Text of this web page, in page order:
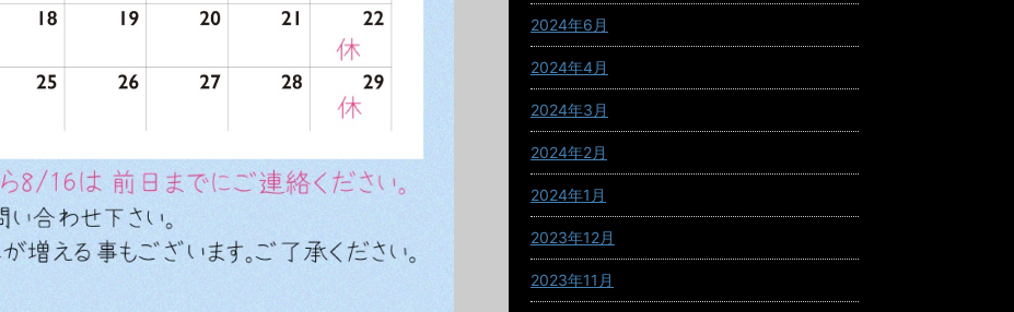
2024年6月
2024年4月
2024年3月
2024年2月
2024年1月
2023年12月
2023年11月